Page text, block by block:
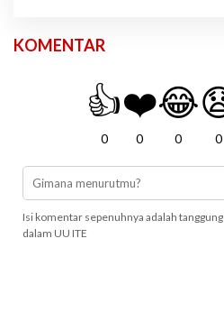
KOMENTAR
👍
0
❤️
0
😂
0 0
Isi komentar sepenuhnya adalah
dalam UU ITE